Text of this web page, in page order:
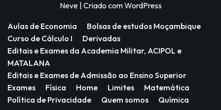
Neve| Criado comWordPress
Aulas de Economia
Bolsas de estudos Moçambique
Curso de Cálculo I
Derivadas
Editais e Exames da Academia Militar, ACIPOL e
MATALANA
Editais e Exames de Admissão ao Ensino Superior
Exames
Física Home Limites
Matemática
Política de Privacidade
Quem somos Química